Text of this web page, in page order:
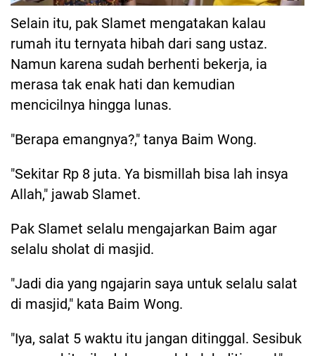
Selain itu, pak Slamet mengatakan kalau
rumah itu ternyata hibah dari sang ustaz.
Namun karena sudah berhenti bekerja, ia
merasa tak enak hati dan kemudian
mencicilnya hingga lunas.
"Berapa emangnya?," tanya Baim Wong.
"Sekitar Rp 8 juta. Ya bismillah bisa lah insya
Allah," jawab Slamet.
Pak Slamet selalu mengajarkan Baim agar
selalu sholat di masjid.
"Jadi dia yang ngajarin saya untuk selalu salat
di masjid," kata Baim Wong.
"Iya, salat 5 waktu itu jangan ditinggal. Sesibuk